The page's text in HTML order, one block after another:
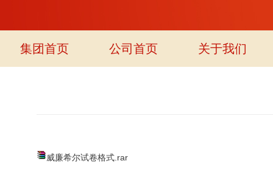
集团首页 公司首页 关于我们
威廉希尔试卷格式.rar